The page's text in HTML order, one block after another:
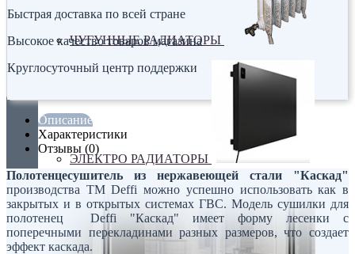
ЧУГУННЫЕ РАДИАТОРЫ
ЭЛЕКТРО РАДИАТОРЫ
Быстрая доставка по всей стране
Высокое качество товаров магазина
Круглосуточный центр поддержки
Описание
Характеристики
Отзывы (0)
Полотенцесушитель из нержавеющей стали "Каскад"
производства ТМ Deffi можно успешно использовать как в
закрытых и в открытых системах ГВС. Модель сушилки для
полотенец Deffi "Каскад" имеет форму лесенки с
поперечными перекладинами разных размеров, что создает
эффект каскада.